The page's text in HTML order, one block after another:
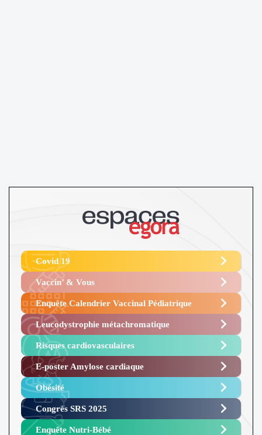
Covid 19
Vaccin’ & Vous
Enquête Calendrier Vaccinal Pédiatrique
Leucodystrophie métachromatique
Risques cardiovasculaires
E-poster Amylose cardiaque ​
Obésité ​
Congrès SRS 2025 ​
Enquête Nutri-Bébé ​